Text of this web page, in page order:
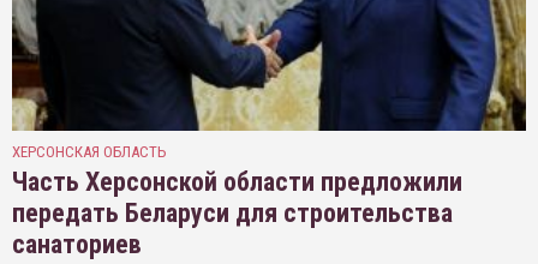
ХЕРСОНСКАЯ ОБЛАСТЬ
Часть Херсонской области предложили
передать Беларуси для строительства
санаториев